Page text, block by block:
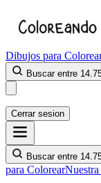
Dibujos para
Buscar entre
Cerrar sesion
Buscar entre
para Colorear